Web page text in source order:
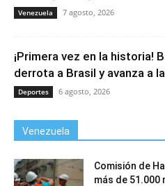
Venezuela 7 agosto, 2026
¡Primera vez en la historia!
derrota a Brasil y avanza a
Deportes 6 agosto, 2026
Venezuela
Comisión de
más de